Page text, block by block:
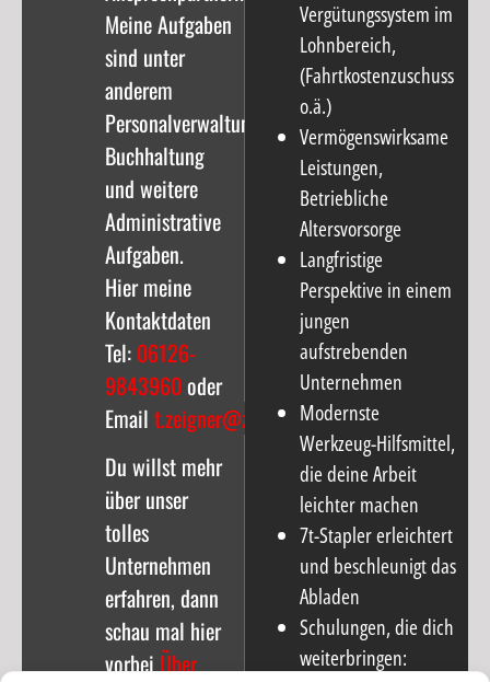
Meine Aufgaben
sind unter
anderem
Personalverwaltung,
Buchhaltung
und weitere
Administrative
Aufgaben.
Hier meine
Kontaktdaten
Tel: 06126-
9843960 oder
Emailt.zeigner@zeigner.eu
Du willst mehr
über unser
tolles
Unternehmen
erfahren, dann
schau mal hier
vorbeiÜber
Vergütungssystem im
Lohnbereich,
(Fahrtkostenzuschuss
o.ä.)
Vermögenswirksame
Leistungen,
Betriebliche
Altersvorsorge
Langfristige
Perspektive in einem
jungen
aufstrebenden
Unternehmen
Modernste
Werkzeug-Hilfsmittel,
die deine Arbeit
leichter machen
7t-Stapler erleichtert
und beschleunigt das
Abladen
Schulungen, die dich
weiterbringen: